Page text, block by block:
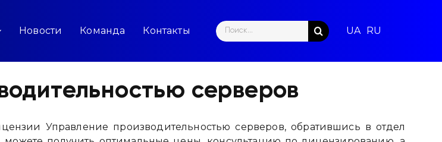
Новости Команда Контакты
Search
for:
серверов
Управление производительностью серверов, обратившись в отдел